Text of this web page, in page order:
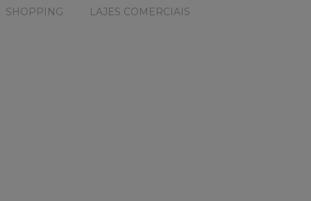
SHOPPING LAJES COMERCIAIS